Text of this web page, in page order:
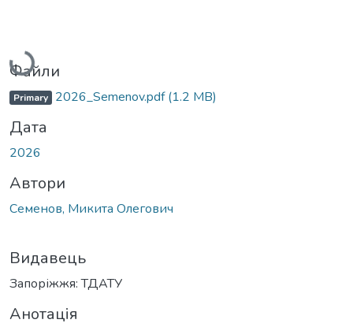
Вантажиться...
Файли
Primary 2026_Semenov.pdf(1.2 MB)
Дата
2026
Автори
Семенов, Микита Олегович
Видавець
Запоріжжя: ТДАТУ
Анотація